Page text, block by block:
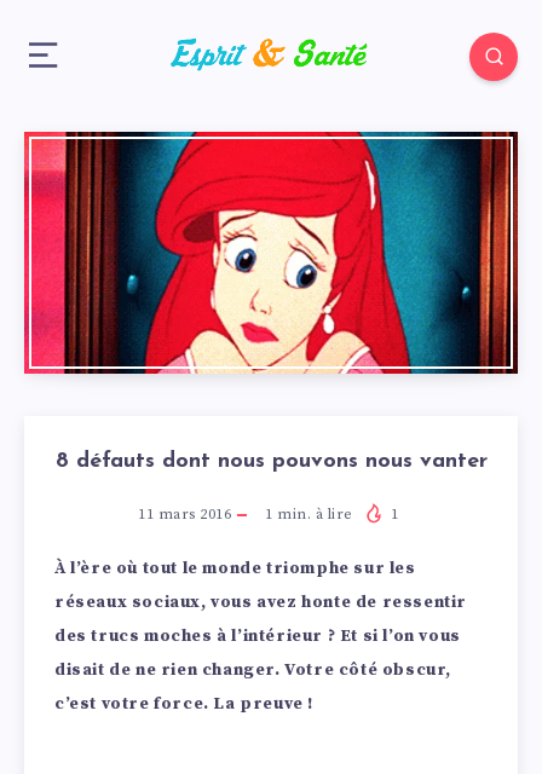
8 défauts dont nous pouvons nous vanter
11 mars 2016 1 min. à lire 1
À l’ère où tout le monde triomphe sur les
réseaux sociaux, vous avez honte de ressentir
des trucs moches à l’intérieur ? Et si l’on vous
disait de ne rien changer. Votre côté obscur,
c’est votre force. La preuve !